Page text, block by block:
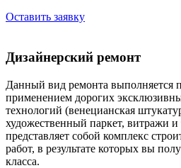
Оставить заявку
Дизайнерский ремонт
Данный вид ремонта выполняется
применением дорогих
технологий (венецианская
художественный паркет, витражи
представляет собой комплекс
работ, в результате которых вы
класса.